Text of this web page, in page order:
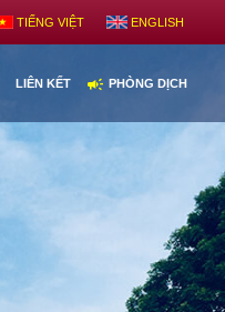
TIẾNG VIỆT ENGLISH
LIÊN KẾT campaign PHÒNG DỊCH